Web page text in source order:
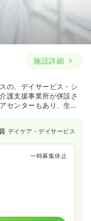
施設詳細
の、デイサービス・シ
護支援事業所が併設さ
センターもあり、生活
デイケア・デイサービス
一時募集休止